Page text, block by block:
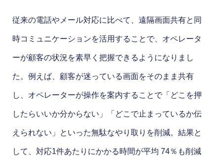
従来の電話やメール対応に比べて、遠隔画面共有と同
時コミュニケーションを活用することで、オペレータ
ーが顧客の状況を素早く把握できるようになりまし
た。例えば、顧客が迷っている画面をそのまま共有
し、オペレーターが操作を案内することで「どこを押
したらいいか分からない」「どこで止まっているか伝
えられない」といった無駄なやり取りを削減。結果と
して、対応1件あたりにかかる時間が平均 74％も削減